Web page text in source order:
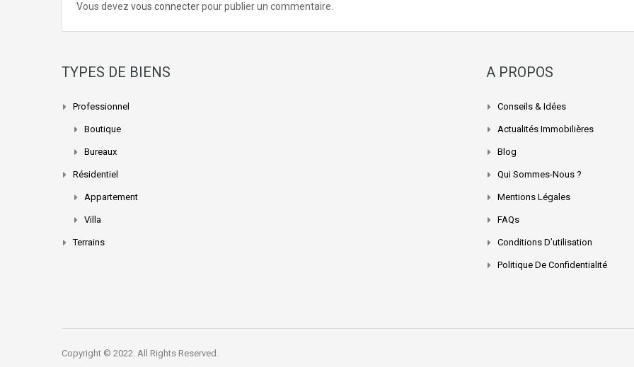
Vous devez vous connecterpour publier un commentaire.
TYPES DE BIENS
Professionnel
Boutique
Bureaux
Résidentiel
Appartement
Villa
Terrains
A PROPOS
Conseils & Idées
Actualités Immobilières
Blog
Qui Sommes-Nous ?
Mentions Légales
FAQs
Conditions D’utilisation
Politique De Confidentialité
Copyright © 2022. All Rights Reserved.